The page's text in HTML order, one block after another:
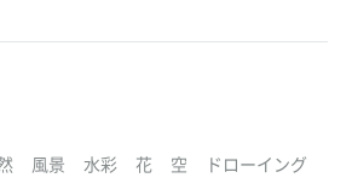
風景 水彩 花 空 ドローイング